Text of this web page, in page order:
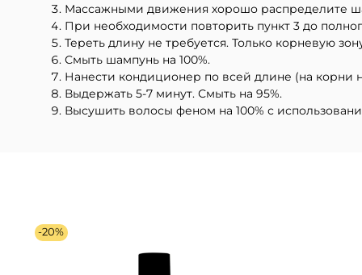
Массажными движения хорошо распределите
При необходимости повторить пункт 3 до
Тереть длину не требуется. Только корневую
Смыть шампунь на 100%.
Нанести кондиционер по всей длине (на корни
Выдержать 5-7 минут. Смыть на 95%.
Высушить волосы феном на 100% с
-20%